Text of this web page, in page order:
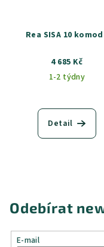
Rea SISA 10
4 685 Kč
1-2 týdny
Detail
Odebírat
E-mail